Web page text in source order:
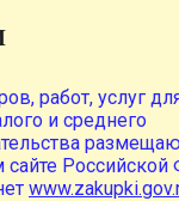
работ, услуг
и среднего
Российской